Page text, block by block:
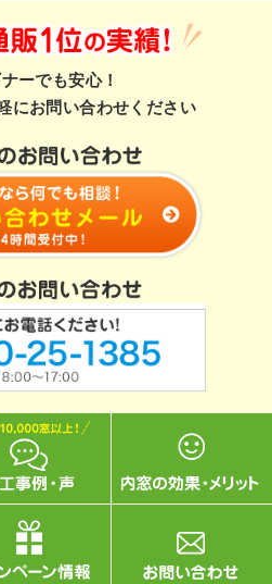
ーでも安心！
にお問い合わせください